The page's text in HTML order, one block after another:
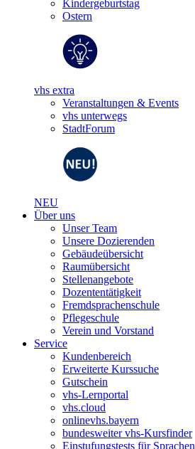
Kindergeburtstag
Ostern
vhs extra
Veranstaltungen & Events
vhs unterwegs
StadtForum
NEU
Über uns
Unser Team
Unsere Dozierenden
Gebäudeübersicht
Raumübersicht
Stellenangebote
Dozententätigkeit
Fremdsprachenschule
Pflegeschule
Verein und Vorstand
Service
Kundenbereich
Erweiterte Kurssuche
Gutschein
vhs-Lernportal
vhs.cloud
onlinevhs.bayern
bundesweiter vhs-Kursfinder
Einstufungstests für Sprachen